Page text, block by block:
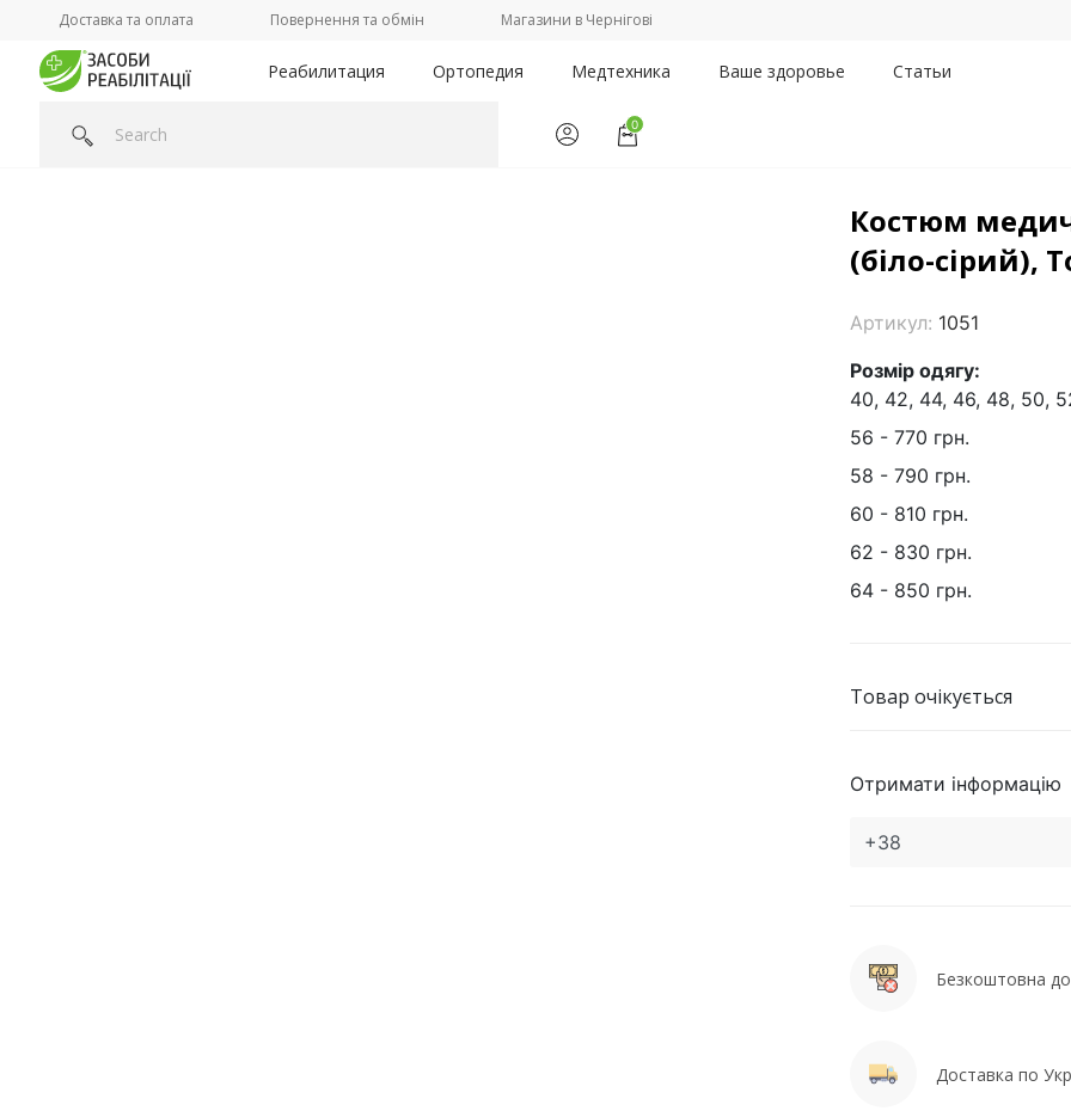
Доставка та оплата Повернення та обмін Магазини в Чернігові
Реабилитация Ортопедия Медтехника Ваше здоровье Статьи
0
Головна/Категорії / /Костюм медичний жіночий "Ніцца" (біло-сірий), Topline
Костюм
(біло-сірий),
Артикул: 1051
Розмір одягу:
40, 42, 44, 46, 48, 50,
56 - 770 грн.
58 - 790 грн.
60 - 810 грн.
62 - 830 грн.
64 - 850 грн.
Товар очікується
Отримати інформацію
Безкоштовна
Доставка по